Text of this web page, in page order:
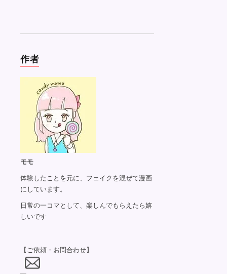
作者
モモ
体験したことを元に、フェイクを混ぜて漫画
にしています。
日常の一コマとして、楽しんでもらえたら嬉
しいです
【ご依頼・お問合わせ】